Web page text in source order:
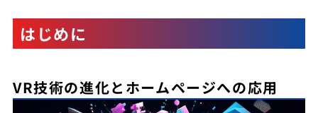
はじめに
VR技術の進化とホームページへの応用